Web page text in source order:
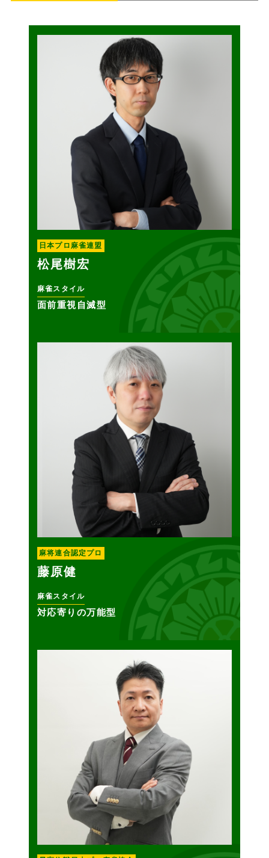
日本プロ麻雀連盟
松尾樹宏
麻雀スタイル
面前重視自滅型
麻将連合認定プロ
藤原健
麻雀スタイル
対応寄りの万能型